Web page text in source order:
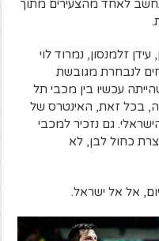
לאחד מהצעירים מתוך
.
, עידן זלמנסון, נמרוד לוי
לנבחרת מגובשת
עכשיו בין מכבי תל
,בכל זאת, האינטרס של
. גם נזכיר למכבי
כחול לבן,לא
, אל אל ישראל.